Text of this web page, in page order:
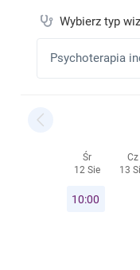
tematy są do
Pani Alicja jest mega